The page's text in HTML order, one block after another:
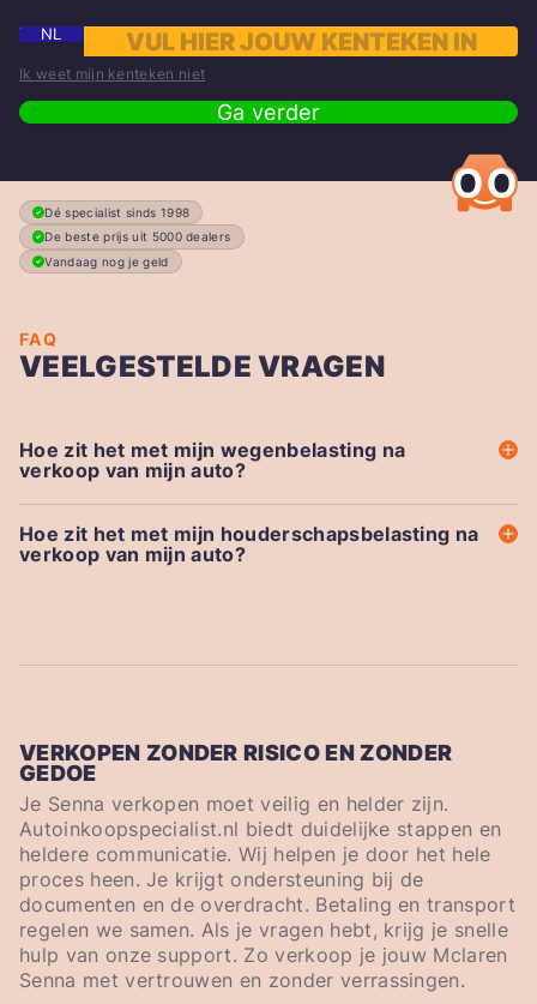
NL
Ik weet mijn kenteken niet
Ga verder
Dé specialist sinds 1998
De beste prijs uit 5000 dealers
Vandaag nog je geld
FAQ
VEELGESTELDE VRAGEN
Hoe zit het met mijn wegenbelasting na
verkoop van mijn auto?
Hoe zit het met mijn houderschapsbelasting na
verkoop van mijn auto?
VERKOPEN ZONDER RISICO EN ZONDER
GEDOE
Je Senna verkopen moet veilig en helder zijn.
Autoinkoopspecialist.nl biedt duidelijke stappen en
heldere communicatie. Wij helpen je door het hele
proces heen. Je krijgt ondersteuning bij de
documenten en de overdracht. Betaling en transport
regelen we samen. Als je vragen hebt, krijg je snelle
hulp van onze support. Zo verkoop je jouw Mclaren
Senna met vertrouwen en zonder verrassingen.